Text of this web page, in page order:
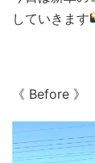
していきます
《 Before 》